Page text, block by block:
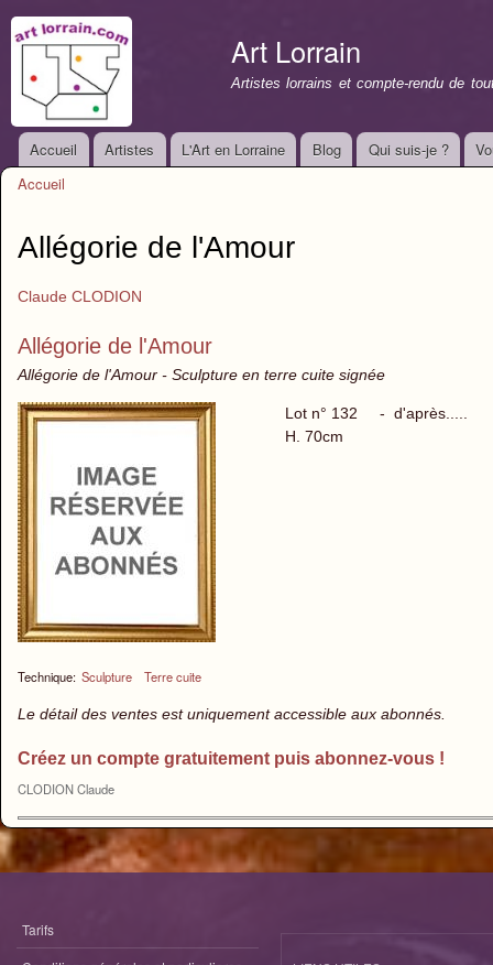
Art Lorrain
Artistes lorrains et compte-rendu de
Menu principal
Accueil Artistes L'Art en Lorraine Blog Qui suis-je ?
Accueil
Allégorie de l'Amour
Claude CLODION
Allégorie de l'Amour
Allégorie de l'Amour - Sculpture en terre cuite signée
Technique: Sculpture Terre cuite
Lot n° 132 - d'après.....
H. 70cm
Le détail des ventes est uniquement accessible aux abonnés.
Créez un compte gratuitement puis abonnez-vous !
CLODION Claude
Tarifs